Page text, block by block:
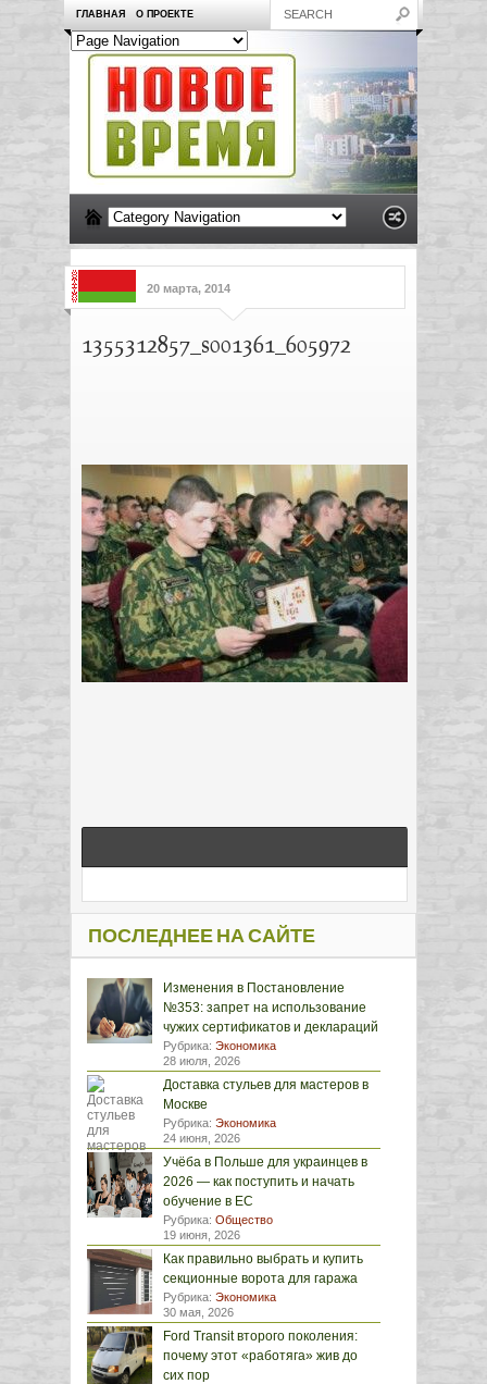
ГЛАВНАЯ О ПРОЕКТЕ
20 марта, 2014
1355312857_s001361_605972
ПОСЛЕДНЕЕ НА САЙТЕ
Изменения в Постановление
№353: запрет на использование
чужих сертификатов и деклараций
Рубрика: Экономика
28 июля, 2026
Доставка стульев для мастеров в
Москве
Рубрика: Экономика
24 июня, 2026
Учёба в Польше для украинцев в
2026 — как поступить и начать
обучение в ЕС
Рубрика: Общество
19 июня, 2026
Как правильно выбрать и купить
секционные ворота для гаража
Рубрика: Экономика
30 мая, 2026
Ford Transit второго поколения:
почему этот «работяга» жив до
сих пор